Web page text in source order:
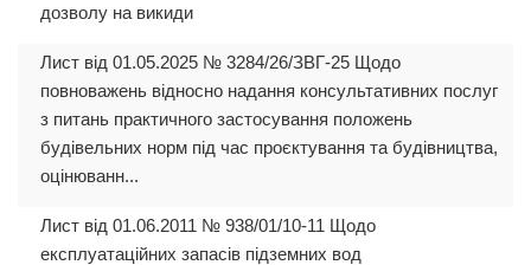
дозволу на викиди
Лист від 01.05.2025 № 3284/26/ЗВГ-25 Щодо
повноважень відносно надання консультативних послуг
з питань практичного застосування положень
будівельних норм під час проєктування та будівництва,
оцінюванн...
Лист від 01.06.2011 № 938/01/10-11 Щодо
експлуатаційних запасів підземних вод